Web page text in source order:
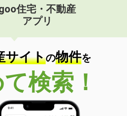
住宅・不動産
アプリ
サイトの物件を
検索！